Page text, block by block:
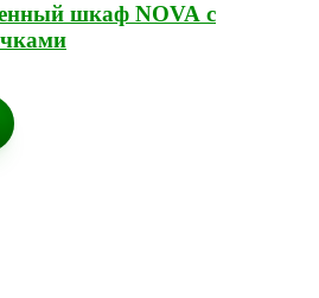
шкаф NOVA с